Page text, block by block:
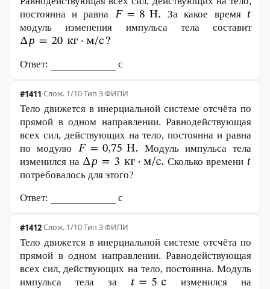
постоянна и равна
За какое время
модуль изменения импульса тела составит
Ответ: с
#1411· 1/10·Тип 3·ФИПИ
Тело движется в инерциальной системе отсчёта по
прямой в одном направлении. Равнодействующая
всех сил, действующих на тело, постоянна и равна
по модулю
Модуль импульса тела
изменился на
Сколько времени
потребовалось для этого?
Ответ: с
#1412· 1/10·Тип 3·ФИПИ
Тело движется в инерциальной системе отсчёта по
прямой в одном направлении. Равнодействующая
всех сил, действующих на тело, постоянна. Модуль
импульса тела за
изменился на